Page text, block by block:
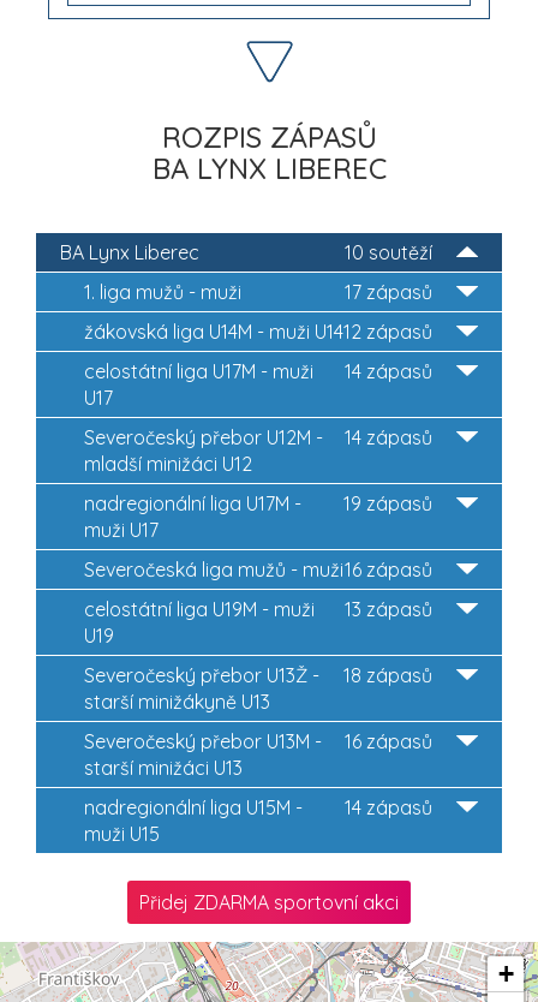
ROZPIS ZÁPASŮ
BA LYNX LIBEREC
10 soutěží
BA Lynx Liberec
17 zápasů
1. liga mužů - muži
12 zápasů
žákovská liga U14M - muži U14
14 zápasů
celostátní liga U17M - muži
U17
14 zápasů
Severočeský přebor U12M -
mladší minižáci U12
19 zápasů
nadregionální liga U17M -
muži U17
16 zápasů
Severočeská liga mužů - muži
13 zápasů
celostátní liga U19M - muži
U19
18 zápasů
Severočeský přebor U13Ž -
starší minižákyně U13
16 zápasů
Severočeský přebor U13M -
starší minižáci U13
14 zápasů
nadregionální liga U15M -
muži U15
Přidej ZDARMA sportovní akci
+